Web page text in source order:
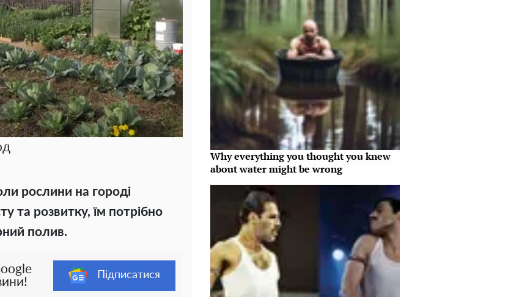
рослини на городі
та розвитку, їм потрібно
полив.
Підписатися
Why everything you thought you knew
about water might be wrong